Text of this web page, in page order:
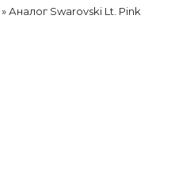
»Аналог Swarovski Lt. Pink